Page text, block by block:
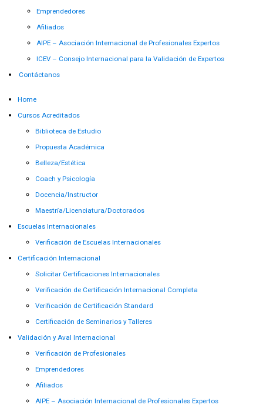
Emprendedores
Afiliados
AIPE – Asociación Internacional de Profesionales Expertos
ICEV – Consejo Internacional para la Validación de Expertos
Contáctanos
Home
Cursos Acreditados
Biblioteca de Estudio
Propuesta Académica
Belleza/Estética
Coach y Psicología
Docencia/Instructor
Maestría/Licenciatura/Doctorados
Escuelas Internacionales
Verificación de Escuelas Internacionales
Certificación Internacional
Solicitar Certificaciones Internacionales
Verificación de Certificación Internacional Completa
Verificación de Certificación Standard
Certificación de Seminarios y Talleres
Validación y Aval Internacional
Verificación de Profesionales
Emprendedores
Afiliados
AIPE – Asociación Internacional de Profesionales Expertos